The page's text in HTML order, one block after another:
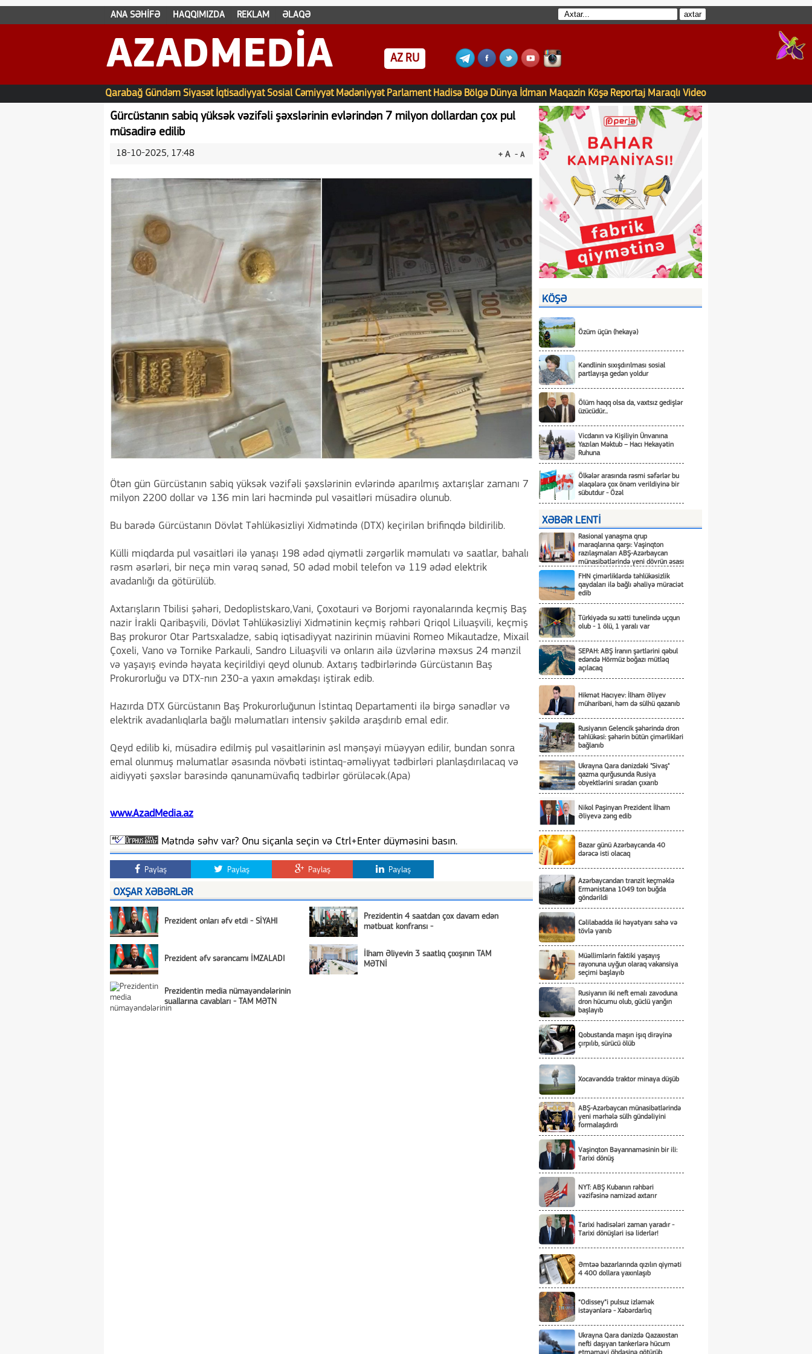
ANA SƏHİFƏ HAQQIMIZDA REKLAM ƏLAQƏ
AZADMEDIA AZ RU
Qarabağ Gündəm Siyasət İqtisadiyyat Sosial Cəmiyyət Mədəniyyət Parlament Hadisə Bölgə Dünya İdman Maqazin Köşə Reportaj Maraqlı Video
Gürcüstanın sabiq yüksək vəzifəli şəxslərinin evlərindən 7 milyon dollardan çox pul
müsadirə edilib
+ A - A
18-10-2025, 17:48
Ötən gün Gürcüstanın sabiq yüksək vəzifəli şəxslərinin evlərində aparılmış axtarışlar zamanı 7
milyon 2200 dollar və 136 min lari həcmində pul vəsaitləri müsadirə olunub.
Bu barədə Gürcüstanın Dövlət Təhlükəsizliyi Xidmətində (DTX) keçirilən brifinqdə bildirilib.
Külli miqdarda pul vəsaitləri ilə yanaşı 198 ədəd qiymətli zərgərlik məmulatı və saatlar, bahalı
rəsm əsərləri, bir neçə min vərəq sənəd, 50 ədəd mobil telefon və 119 ədəd elektrik
avadanlığı da götürülüb.
Axtarışların Tbilisi şəhəri, Dedoplistskaro,Vani, Çoxotauri və Borjomi rayonalarında keçmiş Baş
nazir İrakli Qaribaşvili, Dövlət Təhlükəsizliyi Xidmətinin keçmiş rəhbəri Qriqol Liluaşvili, keçmiş
Baş prokuror Otar Partsxaladze, sabiq iqtisadiyyat nazirinin müavini Romeo Mikautadze, Mixail
Çoxeli, Vano və Tornike Parkauli, Sandro Liluaşvili və onların ailə üzvlərinə məxsus 24 mənzil
və yaşayış evində həyata keçirildiyi qeyd olunub. Axtarış tədbirlərində Gürcüstanın Baş
Prokurorluğu və DTX-nın 230-a yaxın əməkdaşı iştirak edib.
Hazırda DTX Gürcüstanın Baş Prokurorluğunun İstintaq Departamenti ilə birgə sənədlər və
elektrik avadanlıqlarla bağlı məlumatları intensiv şəkildə araşdırıb emal edir.
Qeyd edilib ki, müsadirə edilmiş pul vəsaitlərinin əsl mənşəyi müəyyən edilir, bundan sonra
emal olunmuş məlumatlar əsasında növbəti istintaq-əməliyyat tədbirləri planlaşdırılacaq və
aidiyyəti şəxslər barəsində qanunamüvafiq tədbirlər görüləcək.(Apa)
www.AzadMedia.az
Mətndə səhv var? Onu siçanla seçin və Ctrl+Enter düyməsini basın.
Paylaş Paylaş Paylaş Paylaş
OXŞAR XƏBƏRLƏR
Prezident onları əfv etdi - SİYAHI
Prezidentin 4 saatdan çox davam edən
mətbuat konfransı -
Prezident əfv sərəncamı İMZALADI
İlham Əliyevin 3 saatlıq çıxışının TAM
MƏTNİ
Prezidentin media nümayəndələrinin
suallarına cavabları - TAM MƏTN
KÖŞƏ
Özüm üçün (hekayə)
Kəndlinin sıxışdırılması sosial
partlayışa gedən yoldur
Ölüm haqq olsa da, vaxtsız gedişlər
üzücüdür...
Vicdanın və Kişiliyin Ünvanına
Yazılan Məktub – Hacı Hekayətin
Ruhuna
Ölkələr arasında rəsmi səfərlər bu
əlaqələrə çox önəm verildiyinə bir
sübutdur - Özəl
XƏBƏR LENTİ
Rasional yanaşma qrup
maraqlarına qarşı: Vaşinqton
razılaşmaları ABŞ-Azərbaycan
münasibətlərində yeni dövrün əsası
FHN çimərliklərdə təhlükəsizlik
qaydaları ilə bağlı əhaliyə müraciət
edib
Türkiyədə su xətti tunelində uçqun
olub - 1 ölü, 1 yaralı var
SEPAH: ABŞ İranın şərtlərini qəbul
edəndə Hörmüz boğazı mütləq
açılacaq
Hikmət Hacıyev: İlham Əliyev
müharibəni, həm də sülhü qazanıb
Rusiyanın Gelencik şəhərində dron
təhlükəsi: şəhərin bütün çimərlikləri
bağlanıb
Ukrayna Qara dənizdəki "Sivaş"
qazma qurğusunda Rusiya
obyektlərini sıradan çıxarıb
Nikol Paşinyan Prezident İlham
Əliyevə zəng edib
Bazar günü Azərbaycanda 40
dərəcə isti olacaq
Azərbaycandan tranzit keçməklə
Ermənistana 1049 ton buğda
göndərildi
Cəlilabadda iki həyətyanı sahə və
tövlə yanıb
Müəllimlərin faktiki yaşayış
rayonuna uyğun olaraq vakansiya
seçimi başlayıb
Rusiyanın iki neft emalı zavoduna
dron hücumu olub, güclü yanğın
başlayıb
Qobustanda maşın işıq dirəyinə
çırpılıb, sürücü ölüb
Xocavənddə traktor minaya düşüb
ABŞ-Azərbaycan münasibətlərində
yeni mərhələ sülh gündəliyini
formalaşdırdı
Vaşinqton Bəyannaməsinin bir ili:
Tarixi dönüş
NYT: ABŞ Kubanın rəhbəri
vəzifəsinə namizəd axtarır
Tarixi hadisələri zaman yaradır -
Tarixi dönüşləri isə liderlər!
Əmtəə bazarlarında qızılın qiyməti
4 400 dollara yaxınlaşıb
“Odissey”i pulsuz izləmək
istəyənlərə - Xəbərdarlıq
Ukrayna Qara dənizdə Qazaxıstan
nefti daşıyan tankerlərə hücum